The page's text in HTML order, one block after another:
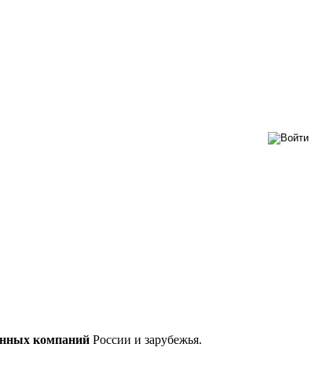
компаний России и зарубежья.